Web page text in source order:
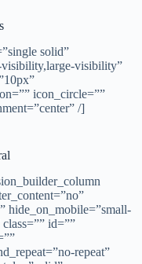
solid”
visibility”
icon_circle=””
/]
hide_on_mobile=”small-
id=””
repeat”